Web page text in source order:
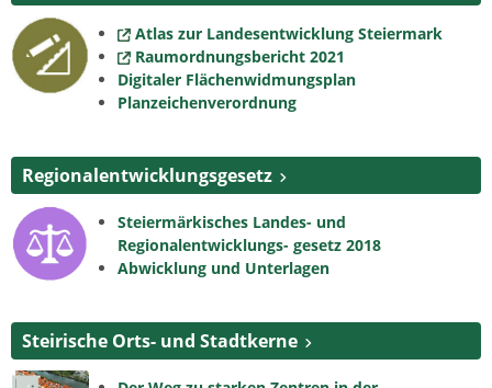
Atlas zur Landesentwicklung Steiermark
Raumordnungsbericht 2021
Digitaler Flächenwidmungsplan
Planzeichenverordnung
Regionalentwicklungsgesetz
Steiermärkisches Landes- und
Regionalentwicklungs- gesetz 2018
Abwicklung und Unterlagen
Steirische Orts- und Stadtkerne